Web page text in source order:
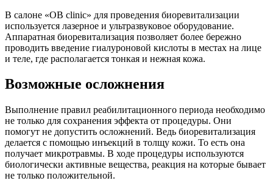
В салоне «OB clinic» для проведения биоревитализации
используется лазерное и ультразвуковое оборудование.
Аппаратная биоревитализация позволяет более бережно
проводить введение гиалуроновой кислоты в местах на лице
и теле, где располагается тонкая и нежная кожа.
Возможные осложнения
Выполнение правил реабилитационного периода необходимо
не только для сохранения эффекта от процедуры. Они
помогут не допустить осложнений. Ведь биоревитализация
делается с помощью инъекций в толщу кожи. То есть она
получает микротравмы. В ходе процедуры используются
биологически активные вещества, реакция на которые бывает
не только положительной.